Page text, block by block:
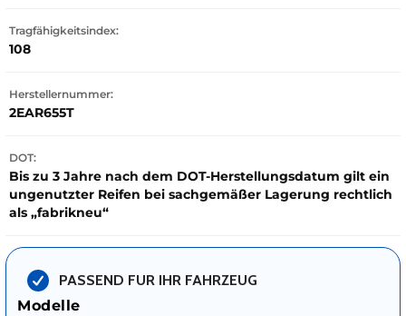
Tragfähigkeitsindex:
108
Herstellernummer:
2EAR655T
DOT:
Bis zu 3 Jahre nach dem DOT-Herstellungsdatum gilt ein
ungenutzter Reifen bei sachgemäßer Lagerung rechtlich
als „fabrikneu“
PASSEND FUR IHR FAHRZEUG
Modelle